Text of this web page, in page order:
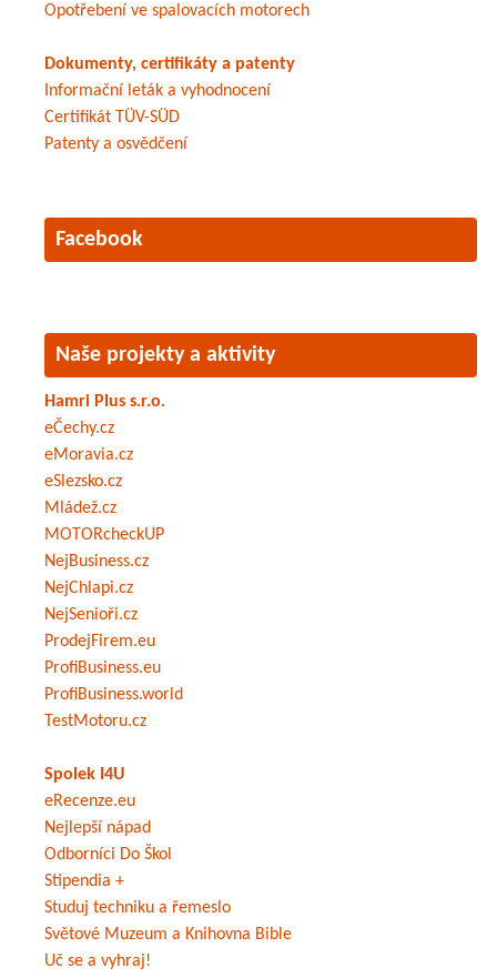
Opotřebení ve spalovacích motorech
Dokumenty, certifikáty a patenty
Informační leták a vyhodnocení
Certifikát TÜV-SÜD
Patenty a osvědčení
Facebook
Naše projekty a aktivity
Hamri Plus s.r.o.
eČechy.cz
eMoravia.cz
eSlezsko.cz
Mládež.cz
MOTORcheckUP
NejBusiness.cz
NejChlapi.cz
NejSenioři.cz
ProdejFirem.eu
ProfiBusiness.eu
ProfiBusiness.world
TestMotoru.cz
Spolek I4U
eRecenze.eu
Nejlepší nápad
Odborníci Do Škol
Stipendia +
Studuj techniku a řemeslo
Světové Muzeum a Knihovna Bible
Uč se a vyhraj!